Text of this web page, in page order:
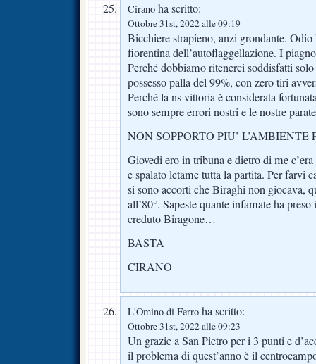
Cirano ha scritto:
Ottobre 31st, 2022 alle 09:19
Bicchiere strapieno, anzi grondante.
fiorentina dell’autoflaggellazione. I
Perché dobbiamo ritenerci soddisfatti
possesso palla del 99%, con zero tiri
Perché la ns vittoria è considerata
sono sempre errori nostri e le nostre
NON SOPPORTO PIU’ L’AMBIENTE
Giovedi ero in tribuna e dietro di me
e spalato letame tutta la partita. Per farvi
si sono accorti che Biraghi non giocava,
all’80°. Sapeste quante infamate ha
creduto Biragone…
BASTA
CIRANO
L'Omino di Ferro ha scritto:
Ottobre 31st, 2022 alle 09:23
Un grazie a San Pietro per i 3 punti e
il problema di quest’anno è il